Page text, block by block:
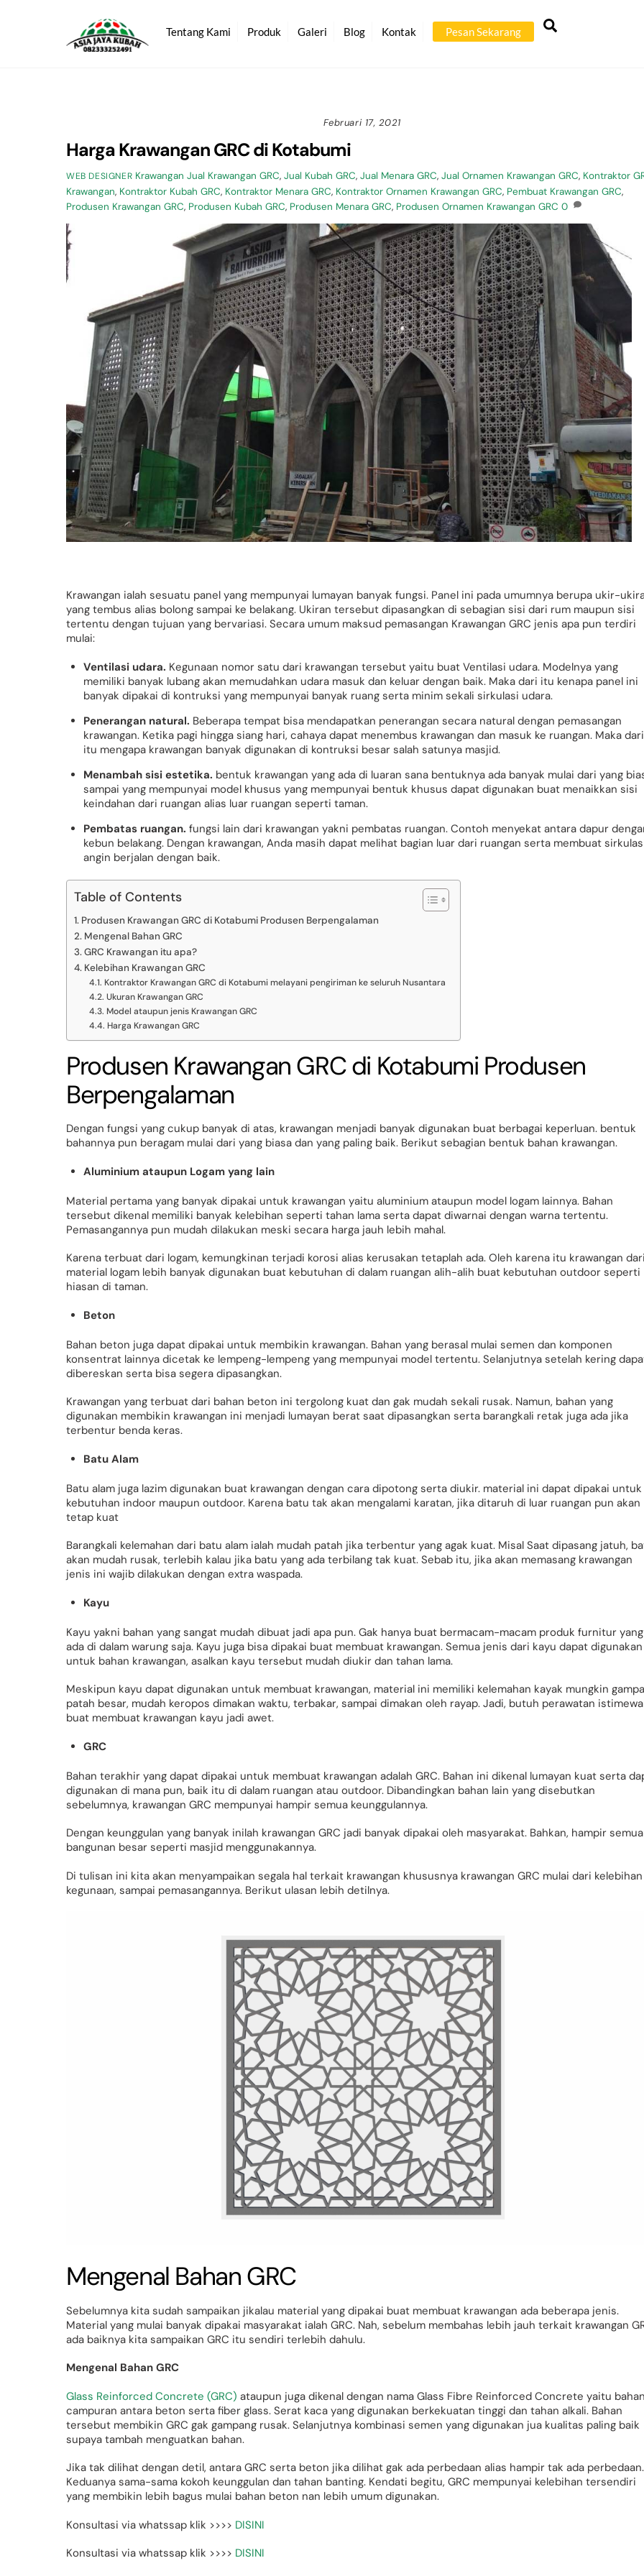
Tentang Kami Produk Galeri Blog Kontak Pesan Sekarang
Februari 17, 2021
Harga Krawangan GRC di Kotabumi
WEB DESIGNER Krawangan Jual Krawangan GRC,Jual Kubah GRC,Jual Menara GRC,Jual Ornamen Krawangan GRC, Kontraktor
Krawangan, Kontraktor Kubah GRC, Kontraktor Menara GRC, Kontraktor Ornamen Krawangan GRC, Pembuat Krawangan GRC,
Produsen Krawangan GRC, Produsen Kubah GRC, Produsen Menara GRC, Produsen Ornamen Krawangan GRC 0
Krawangan ialah sesuatu panel yang mempunyai lumayan banyak fungsi. Panel ini pada umumnya berupa ukir-
yang tembus alias bolong sampai ke belakang. Ukiran tersebut dipasangkan di sebagian sisi dari rum maupun sisi
tertentu dengan tujuan yang bervariasi. Secara umum maksud pemasangan Krawangan GRC jenis apa pun terdiri
mulai:
Ventilasi udara. Kegunaan nomor satu dari krawangan tersebut yaitu buat Ventilasi udara. Modelnya yang
memiliki banyak lubang akan memudahkan udara masuk dan keluar dengan baik. Maka dari itu kenapa panel ini
banyak dipakai di kontruksi yang mempunyai banyak ruang serta minim sekali sirkulasi udara.
Penerangan natural. Beberapa tempat bisa mendapatkan penerangan secara natural dengan pemasangan
krawangan. Ketika pagi hingga siang hari, cahaya dapat menembus krawangan dan masuk ke ruangan. Maka dari
itu mengapa krawangan banyak digunakan di kontruksi besar salah satunya masjid.
Menambah sisi estetika. bentuk krawangan yang ada di luaran sana bentuknya ada banyak mulai dari yang
sampai yang mempunyai model khusus yang mempunyai bentuk khusus dapat digunakan buat menaikkan sisi
keindahan dari ruangan alias luar ruangan seperti taman.
Pembatas ruangan. fungsi lain dari krawangan yakni pembatas ruangan. Contoh menyekat antara dapur
kebun belakang. Dengan krawangan, Anda masih dapat melihat bagian luar dari ruangan serta membuat
angin berjalan dengan baik.
Table of Contents
Produsen Krawangan GRC di Kotabumi Produsen Berpengalaman
Mengenal Bahan GRC
GRC Krawangan itu apa?
Kelebihan Krawangan GRC
Kontraktor Krawangan GRC di Kotabumi melayani pengiriman ke seluruh Nusantara
Ukuran Krawangan GRC
Model ataupun jenis Krawangan GRC
Harga Krawangan GRC
Produsen Krawangan GRC di Kotabumi Produsen
Berpengalaman
Dengan fungsi yang cukup banyak di atas, krawangan menjadi banyak digunakan buat berbagai keperluan. bentuk
bahannya pun beragam mulai dari yang biasa dan yang paling baik. Berikut sebagian bentuk bahan krawangan.
Aluminium ataupun Logam yang lain
Material pertama yang banyak dipakai untuk krawangan yaitu aluminium ataupun model logam lainnya. Bahan
tersebut dikenal memiliki banyak kelebihan seperti tahan lama serta dapat diwarnai dengan warna tertentu.
Pemasangannya pun mudah dilakukan meski secara harga jauh lebih mahal.
Karena terbuat dari logam, kemungkinan terjadi korosi alias kerusakan tetaplah ada. Oleh karena itu krawangan
material logam lebih banyak digunakan buat kebutuhan di dalam ruangan alih-alih buat kebutuhan outdoor seperti
hiasan di taman.
Beton
Bahan beton juga dapat dipakai untuk membikin krawangan. Bahan yang berasal mulai semen dan komponen
konsentrat lainnya dicetak ke lempeng-lempeng yang mempunyai model tertentu. Selanjutnya setelah kering
dibereskan serta bisa segera dipasangkan.
Krawangan yang terbuat dari bahan beton ini tergolong kuat dan gak mudah sekali rusak. Namun, bahan yang
digunakan membikin krawangan ini menjadi lumayan berat saat dipasangkan serta barangkali retak juga ada jika
terbentur benda keras.
Batu Alam
Batu alam juga lazim digunakan buat krawangan dengan cara dipotong serta diukir. material ini dapat dipakai untuk
kebutuhan indoor maupun outdoor. Karena batu tak akan mengalami karatan, jika ditaruh di luar ruangan pun akan
tetap kuat
Barangkali kelemahan dari batu alam ialah mudah patah jika terbentur yang agak kuat. Misal Saat dipasang jatuh,
akan mudah rusak, terlebih kalau jika batu yang ada terbilang tak kuat. Sebab itu, jika akan memasang krawangan
jenis ini wajib dilakukan dengan extra waspada.
Kayu
Kayu yakni bahan yang sangat mudah dibuat jadi apa pun. Gak hanya buat bermacam-macam produk furnitur yang
ada di dalam warung saja. Kayu juga bisa dipakai buat membuat krawangan. Semua jenis dari kayu dapat digunakan
untuk bahan krawangan, asalkan kayu tersebut mudah diukir dan tahan lama.
Meskipun kayu dapat digunakan untuk membuat krawangan, material ini memiliki kelemahan kayak mungkin
patah besar, mudah keropos dimakan waktu, terbakar, sampai dimakan oleh rayap. Jadi, butuh perawatan istimewa
buat membuat krawangan kayu jadi awet.
GRC
Bahan terakhir yang dapat dipakai untuk membuat krawangan adalah GRC. Bahan ini dikenal lumayan kuat serta
digunakan di mana pun, baik itu di dalam ruangan atau outdoor. Dibandingkan bahan lain yang disebutkan
sebelumnya, krawangan GRC mempunyai hampir semua keunggulannya.
Dengan keunggulan yang banyak inilah krawangan GRC jadi banyak dipakai oleh masyarakat. Bahkan, hampir semua
bangunan besar seperti masjid menggunakannya.
Di tulisan ini kita akan menyampaikan segala hal terkait krawangan khususnya krawangan GRC mulai dari kelebihan
kegunaan, sampai pemasangannya. Berikut ulasan lebih detilnya.
Mengenal Bahan GRC
Sebelumnya kita sudah sampaikan jikalau material yang dipakai buat membuat krawangan ada beberapa jenis.
Material yang mulai banyak dipakai masyarakat ialah GRC. Nah, sebelum membahas lebih jauh terkait krawangan
ada baiknya kita sampaikan GRC itu sendiri terlebih dahulu.
Mengenal Bahan GRC
Glass Reinforced Concrete (GRC) ataupun juga dikenal dengan nama Glass Fibre Reinforced Concrete yaitu
campuran antara beton serta fiber glass. Serat kaca yang digunakan berkekuatan tinggi dan tahan alkali. Bahan
tersebut membikin GRC gak gampang rusak. Selanjutnya kombinasi semen yang digunakan jua kualitas paling baik
supaya tambah menguatkan bahan.
Jika tak dilihat dengan detil, antara GRC serta beton jika dilihat gak ada perbedaan alias hampir tak ada perbedaan.
Keduanya sama-sama kokoh keunggulan dan tahan banting. Kendati begitu, GRC mempunyai kelebihan tersendiri
yang membikin lebih bagus mulai bahan beton nan lebih umum digunakan.
Konsultasi via whatssap klik >>>> DISINI
Konsultasi via whatssap klik >>>> DISINI
To
Top